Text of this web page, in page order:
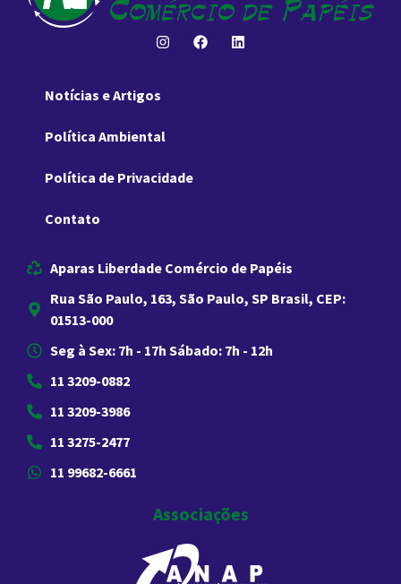
Notícias e Artigos
Política Ambiental
Política de Privacidade
Contato
Aparas Liberdade Comércio de Papéis
Rua São Paulo, 163, São Paulo, SP Brasil, CEP:
01513-000
Seg à Sex: 7h - 17h Sábado: 7h - 12h
11 3209-0882
11 3209-3986
11 3275-2477
11 99682-6661
Associações